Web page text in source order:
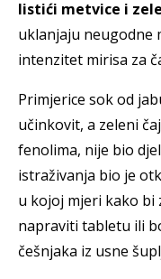
listići metvice i
uklanjaju neugodne
intenzitet mirisa za
Primjerice sok od
učinkovit, a zeleni
fenolima, nije bio
istraživanja bio je
u kojoj mjeri kako bi
napraviti tabletu ili
češnjaka iz usne